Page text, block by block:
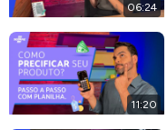
06:24
11:20